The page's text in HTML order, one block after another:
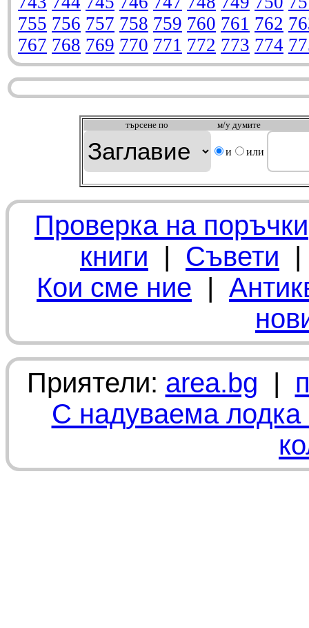
755 756 757 758 759 760 761 762
767 768 769 770 771 772 773 774
търсeне по м/у думите
и или
Проверка на поръчки
книги | Съвети
Кои сме ние |
Приятели: area.bg |
С надуваема лодка